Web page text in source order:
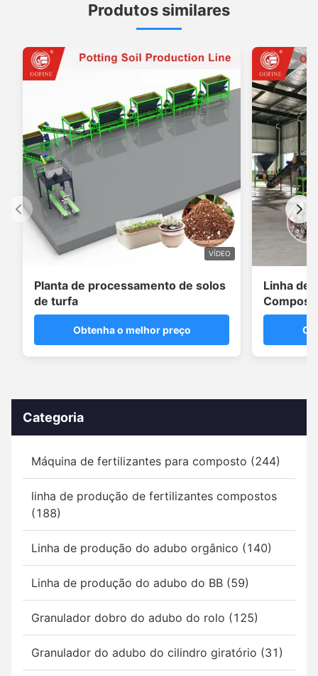
Produtos similares
VÍDEO
Planta de processamento de solos
de turfa
Obtenha o melhor preço
Linha de
10
Categoria
Máquina de fertilizantes para composto (244)
linha de produção de fertilizantes compostos
(188)
Linha de produção do adubo orgânico (140)
Linha de produção do adubo do BB (59)
Granulador dobro do adubo do rolo (125)
Granulador do adubo do cilindro giratório (31)